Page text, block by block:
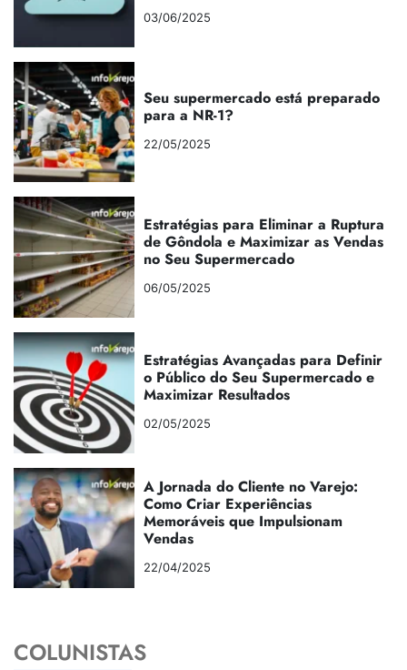
03/06/2025
Seu supermercado está preparado
para a NR-1?
22/05/2025
Estratégias para Eliminar a Ruptura
de Gôndola e Maximizar as Vendas
no Seu Supermercado
06/05/2025
Estratégias Avançadas para Definir
o Público do Seu Supermercado e
Maximizar Resultados
02/05/2025
A Jornada do Cliente no Varejo:
Como Criar Experiências
Memoráveis que Impulsionam
Vendas
22/04/2025
COLUNISTAS